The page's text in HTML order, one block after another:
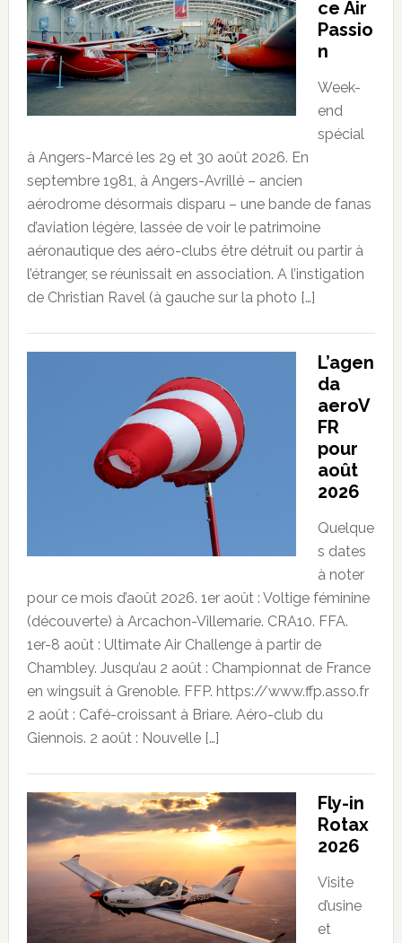
ce Air
Passio
n
Week-
end
spécial
à Angers-Marcé les 29 et 30 août 2026. En
septembre 1981, à Angers-Avrillé – ancien
aérodrome désormais disparu – une bande de fanas
d’aviation légère, lassée de voir le patrimoine
aéronautique des aéro-clubs être détruit ou partir à
l’étranger, se réunissait en association. A l’instigation
de Christian Ravel (à gauche sur la photo […]
L’agen
da
aeroV
FR
pour
août
2026
Quelque
s dates
à noter
pour ce mois d’août 2026. 1er août : Voltige féminine
(découverte) à Arcachon-Villemarie. CRA10. FFA.
1er-8 août : Ultimate Air Challenge à partir de
Chambley. Jusqu’au 2 août : Championnat de France
en wingsuit à Grenoble. FFP. https://www.ffp.asso.fr
2 août : Café-croissant à Briare. Aéro-club du
Giennois. 2 août : Nouvelle […]
Fly-in
Rotax
2026
Visite
d’usine
et